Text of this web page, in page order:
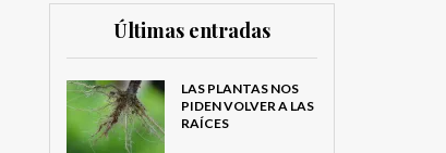
Últimas entradas
LAS PLANTAS NOS
PIDEN VOLVER A LAS
RAÍCES